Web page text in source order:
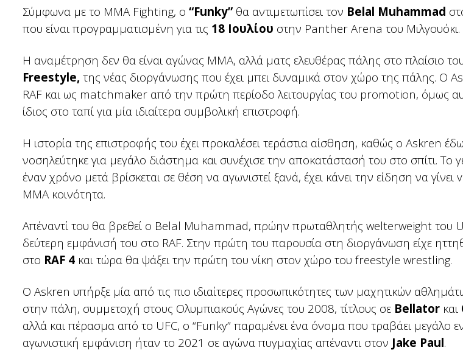
Σύμφωνα με το MMA Fighting, ο “Funky” θα αντιμετωπίσει τον Belal Muhammad
που είναι προγραμματισμένη για τις 18 Ιουλίου στην Panther Arena του Μιλγουόκι.
Η αναμέτρηση δεν θα είναι αγώνας MMA, αλλά ματς ελευθέρας πάλης στο πλαίσιο
Freestyle, της νέας διοργάνωσης που έχει μπει δυναμικά στον χώρο της πάλης. Ο
RAF και ως matchmaker από την πρώτη περίοδο λειτουργίας του promotion, όμως
ίδιος στο ταπί για μία ιδιαίτερα συμβολική επιστροφή.
Η ιστορία της επιστροφής του έχει προκαλέσει τεράστια αίσθηση, καθώς ο Askren
νοσηλεύτηκε για μεγάλο διάστημα και συνέχισε την αποκατάστασή του στο σπίτι. Το
έναν χρόνο μετά βρίσκεται σε θέση να αγωνιστεί ξανά, έχει κάνει την είδηση να
MMA κοινότητα.
Απέναντί του θα βρεθεί ο Belal Muhammad, πρώην πρωταθλητής welterweight του
δεύτερη εμφάνισή του στο RAF. Στην πρώτη του παρουσία στη διοργάνωση είχε
στο RAF 4 και τώρα θα ψάξει την πρώτη του νίκη στον χώρο του freestyle wrestling.
Ο Askren υπήρξε μία από τις πιο ιδιαίτερες προσωπικότητες των μαχητικών
στην πάλη, συμμετοχή στους Ολυμπιακούς Αγώνες του 2008, τίτλους σε Bellator και
αλλά και πέρασμα από το UFC, ο “Funky” παραμένει ένα όνομα που τραβάει μεγάλο
αγωνιστική εμφάνιση ήταν το 2021 σε αγώνα πυγμαχίας απέναντι στον Jake Paul.